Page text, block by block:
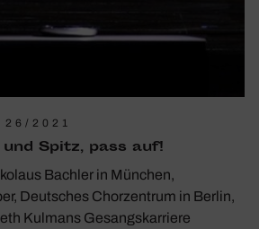
26/2021
und Spitz, pass auf!
Bachler in München,
Deutsches Chorzentrum in Berlin,
Kulmans Gesangskarriere